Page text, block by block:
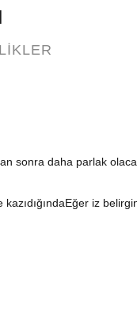
sonra daha parlak
iz